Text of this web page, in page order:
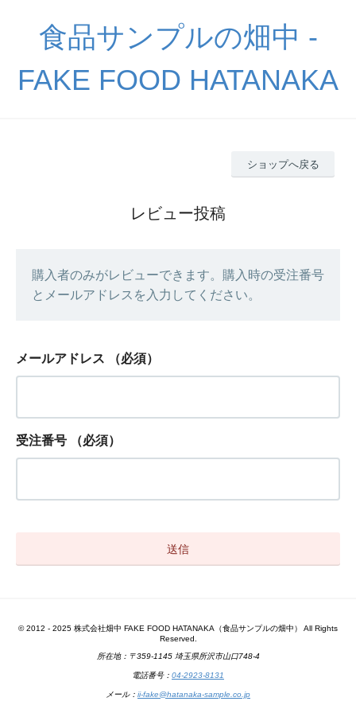
食品サンプルの畑中 -
FAKE FOOD HATANAKA
ショップへ戻る
レビュー投稿
購入者のみがレビューできます。購入時の受注番号
とメールアドレスを入力してください。
メールアドレス （必須）
受注番号 （必須）
© 2012 - 2025 株式会社畑中 FAKE FOOD HATANAKA（食品サンプルの畑中） All Rights
Reserved.
所在地：〒359-1145 埼玉県所沢市山口748-4
電話番号： 04-2923-8131
メール： ii-fake@hatanaka-sample.co.jp